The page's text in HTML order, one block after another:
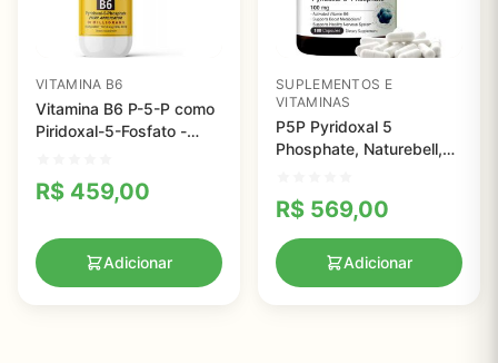
VITAMINA B6
Vitamina B6 P-5-P como
Piridoxal-5-Fosfato -
R$ 459,00
Adicionar
SUPLEMENTOS E
VITAMINAS
P5P Pyridoxal 5
Phosphate, Naturebell,
R$ 569,00
Adicionar